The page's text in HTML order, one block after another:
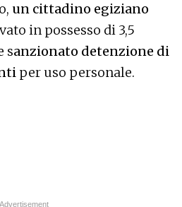
un cittadino egiziano
in possesso di 3,5
sanzionato detenzione di
per uso personale.